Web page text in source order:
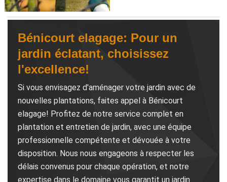
Bénicourt elagage: Pour un
jardin éclatant, choisissez
l'excellence!
Si vous envisagez d'aménager votre jardin avec de
nouvelles plantations, faites appel à Bénicourt
elagage! Profitez de notre service complet en
plantation et entretien de jardin, avec une équipe
professionnelle compétente et dévouée à votre
disposition. Nous nous engageons à respecter les
délais convenus pour chaque opération, et notre
expertise dans le domaine vous garantit un jardin